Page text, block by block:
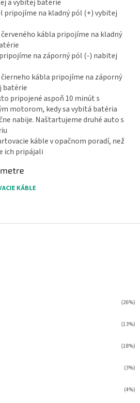
a vybitej batérie
pripojíme na kladný pól (+) vybitej
kábla pripojíme na kladný
na záporný pól (-) nabitej
kábla pripojíme na záporný
batérie
pripojené aspoň 10 minút s
motorom, kedy sa vybitá batéria
nabije. Naštartujeme druhé auto s
káble v opačnom poradí, než
ich pripájali
KÁBLE
(26%)
(13%)
(18%)
(3%)
(4%)